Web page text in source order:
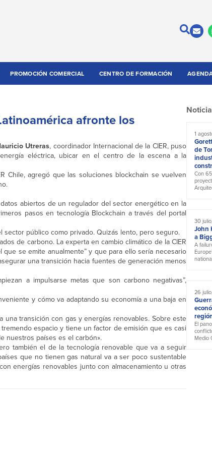
PROMOCIÓN COMERCIAL CENTRO DE FORMACIÓN
afronte los
Utreras, coordinador Internacional de la CIER, puso
eléctrica, ubicar en el centro de la escena a la
Chile, agregó que las soluciones blockchain se vuelven
abiertos de un regulador del sector energético en la
pasos en tecnología Blockchain a través del portal
público como privado. Quizás lento, pero seguro.
de carbono. La experta en cambio climático de la CIER
se emite anualmente” y que para ello sería necesario
una transición hacia fuentes de generación menos
a impulsarse metas que son carbono negativas”,
y cómo va adaptando su economía a una baja en
una transición con gas y energías renovables. Sobre este
espacio y tiene un factor de emisión que es casi
nuestros países es el carbón».
también el de la tecnología renovable que va a seguir
que no tienen gas natural va a ser poco sustentable
energías renovables junto con almacenamiento u otras
1
de
Con
30
John
a
A
26
El
Medio